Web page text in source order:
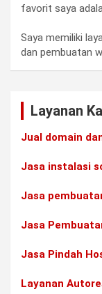
favorit saya
Saya memiliki
dan pembuatan
Layanan
Jual domain
Jasa instalasi
Jasa
Jasa
Jasa Pindah
Layanan